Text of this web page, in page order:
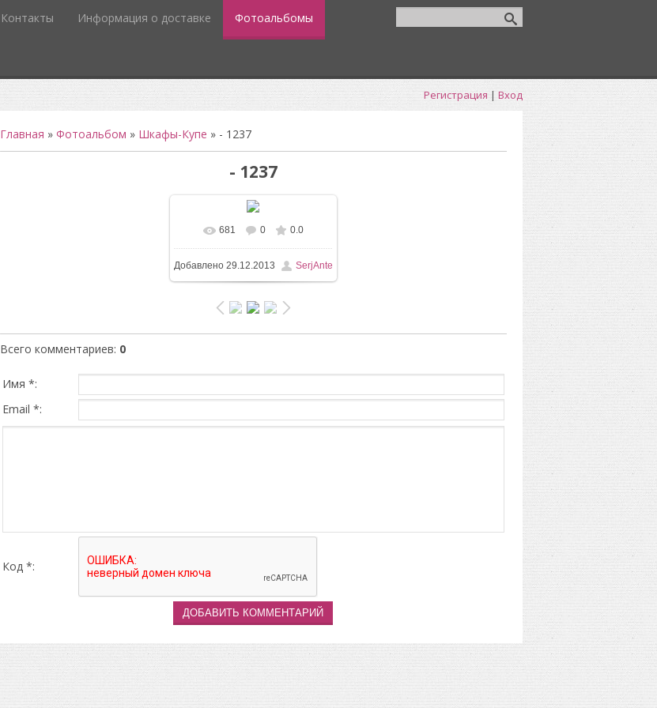
Контакты Информация о доставке Фотоальбомы
Регистрация | Вход
Главная » Фотоальбом » Шкафы-Купе » - 1237
- 1237
В реальном размере
1600x1200/ 160.1Kb
681 0 0.0
Добавлено29.12.2013 SerjAnte
Всего комментариев: 0
Имя *:
Email *:
Код *: